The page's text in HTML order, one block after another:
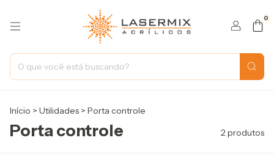
0
Início > Utilidades > Porta controle
Porta controle 2 produtos